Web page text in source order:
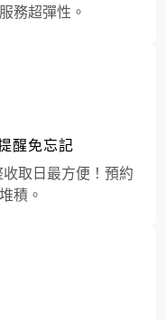
務超彈性。
醒免忘記
取日最方便！預約
積。